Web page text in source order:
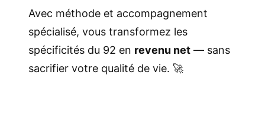
Avec méthode et accompagnement
spécialisé, vous transformez les
spécificités du 92 en revenu net — sans
sacrifier votre qualité de vie. 🚀